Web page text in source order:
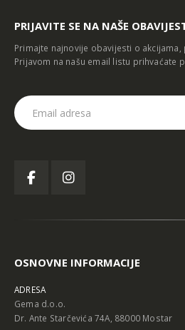
PRIJAVITE SE NA NAŠE
Primajte najnovije obavijesti o
Prijavom na našu email listu prihvaćate
OSNOVNE INFORMACIJE
ADRESA
Gema d.o.o.
Dr. Ante Starčevića 74A, 88000 Mostar